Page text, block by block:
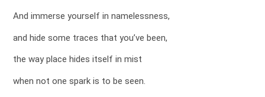
And immerse yourself in namelessness,
and hide some traces that you’ve been,
the way place hides itself in mist
when not one spark is to be seen.